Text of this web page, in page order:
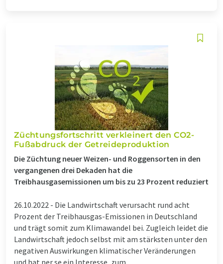
Züchtungsfortschritt verkleinert den CO2-
Fußabdruck der Getreideproduktion
Die Züchtung neuer Weizen- und Roggensorten in den
vergangenen drei Dekaden hat die
Treibhausgasemissionen um bis zu 23 Prozent reduziert
26.10.2022 - Die Landwirtschaft verursacht rund acht
Prozent der Treibhausgas-Emissionen in Deutschland
und trägt somit zum Klimawandel bei. Zugleich leidet die
Landwirtschaft jedoch selbst mit am stärksten unter den
negativen Auswirkungen klimatischer Veränderungen
und hat per se ein Interesse, zum ...